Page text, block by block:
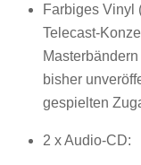
Farbiges Vinyl
Telecast-
bisher
gespielten
2 x Audio-CD: